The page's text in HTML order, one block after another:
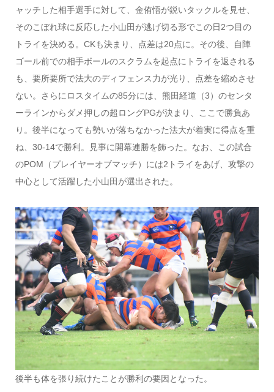
ャッチした相手選手に対して、金侑悟が鋭いタックルを見せ、
そのこぼれ球に反応した小山田が逃げ切る形でこの日2つ目の
トライを決める。CKも決まり、点差は20点に。その後、自陣
ゴール前での相手ボールのスクラムを起点にトライを返される
も、要所要所で法大のディフェンス力が光り、点差を縮めさせ
ない。さらにロスタイムの85分には、熊田経道（3）のセンタ
ーラインからダメ押しの超ロングPGが決まり、ここで勝負あ
り。後半になっても勢いが落ちなかった法大が着実に得点を重
ね、30-14で勝利。見事に開幕連勝を飾った。なお、この試合
のPOM（プレイヤーオブマッチ）には2トライをあげ、攻撃の
中心として活躍した小山田が選出された。
後半も体を張り続けたことが勝利の要因となった。